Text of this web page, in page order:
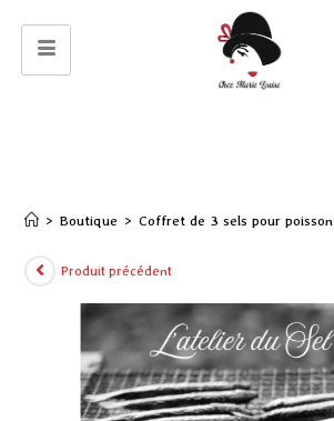
> Boutique > Coffret de 3 sels pour poisson
Produit précédent